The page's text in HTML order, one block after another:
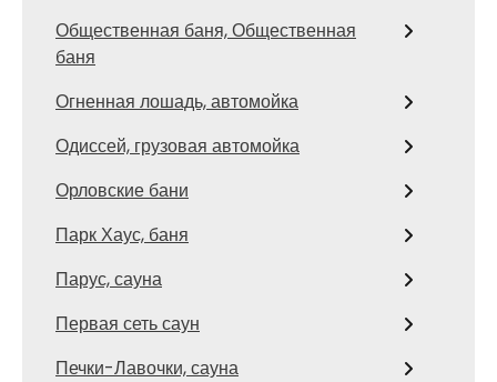
Общественная баня, Общественная
баня
Огненная лошадь, автомойка
Одиссей, грузовая автомойка
Орловские бани
Парк Хаус, баня
Парус, сауна
Первая сеть саун
Печки-Лавочки, сауна